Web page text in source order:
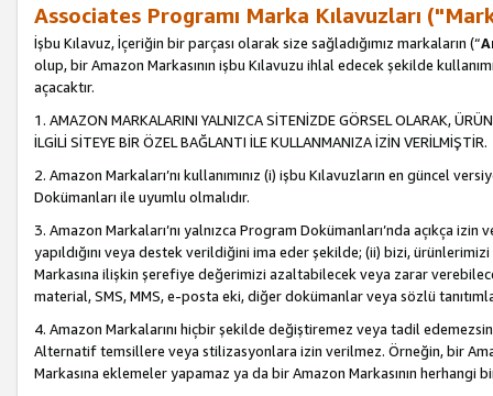
Associates Programı Marka Kılavuzları
İşbu Kılavuz, İçeriğin bir parçası olarak size sağladığımız markaların (“
olup, bir Amazon Markasının işbu Kılavuzu ihlal edecek şekilde
açacaktır.
1. AMAZON MARKALARINI YALNIZCA SİTENİZDE GÖRSEL OLARAK,
İLGİLİ SİTEYE BİR ÖZEL BAĞLANTI İLE KULLANMANIZA İZİN VERİLMİŞTİR.
2. Amazon Markaları’nı kullanımınız (i) işbu Kılavuzların en güncel
Dokümanları ile uyumlu olmalıdır.
3. Amazon Markaları’nı yalnızca Program Dokümanları’nda açıkça
yapıldığını veya destek verildiğini ima eder şekilde; (ii) bizi,
Markasına ilişkin şerefiye değerimizi azaltabilecek veya zarar
material, SMS, MMS, e-posta eki, diğer dokümanlar veya sözlü
4. Amazon Markalarını hiçbir şekilde değiştiremez veya tadil
Alternatif temsillere veya stilizasyonlara izin verilmez. Örneğin, bir
Markasına eklemeler yapamaz ya da bir Amazon Markasının herhangi